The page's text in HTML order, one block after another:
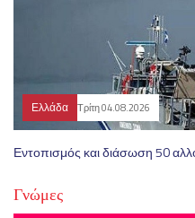
Ελλάδα Τρίτη 04.08.2026
Εντοπισμός και διάσωση 50
Γνώμες